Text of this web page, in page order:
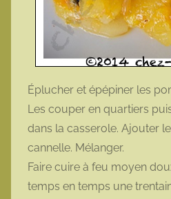
Éplucher et épépiner les
Les couper en quartiers
dans la casserole. Ajouter
cannelle. Mélanger.
Faire cuire à feu moyen
temps en temps une